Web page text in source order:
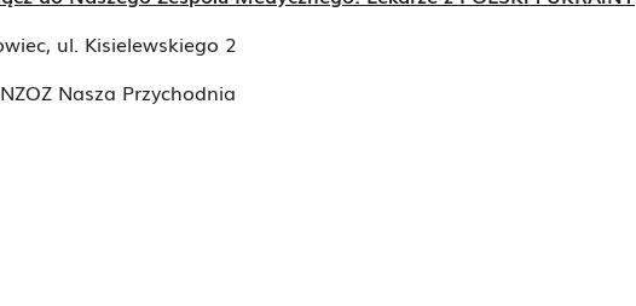
ul. Kisielewskiego 2
Nasza Przychodnia